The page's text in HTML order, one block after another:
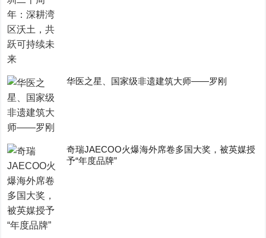
华医之星、国家级非遗建筑大师——罗刚
奇瑞JAECOO火爆海外席卷多国大奖，被英媒授
予“年度品牌”